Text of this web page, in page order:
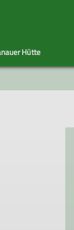
Sektionstermine
Hütte
Adressänderung